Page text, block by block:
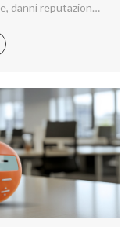
danni reputazionali